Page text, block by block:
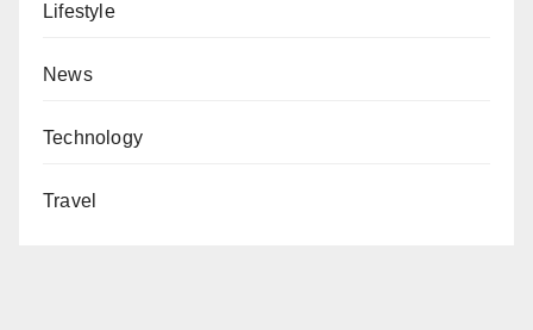
Lifestyle
News
Technology
Travel